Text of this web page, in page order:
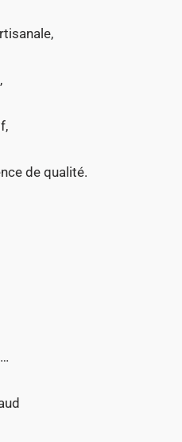
de qualité.